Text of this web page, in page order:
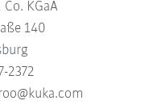
KGaA
140
2372